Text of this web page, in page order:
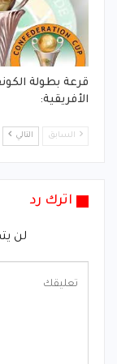
قرعة بطولة
الأفريقية:
السابق التالي
اترك رد
لن